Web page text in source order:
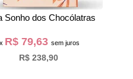
Sonho dos Chocólatras
R$ 79,63 sem juros
R$ 238,90